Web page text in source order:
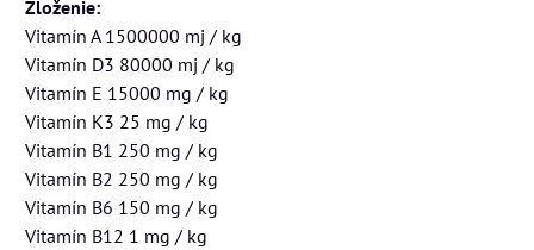
Zloženie:
Vitamín A 1500000 mj / kg
Vitamín D3 80000 mj / kg
Vitamín E 15000 mg / kg
Vitamín K3 25 mg / kg
Vitamín B1 250 mg / kg
Vitamín B2 250 mg / kg
Vitamín B6 150 mg / kg
Vitamín B12 1 mg / kg